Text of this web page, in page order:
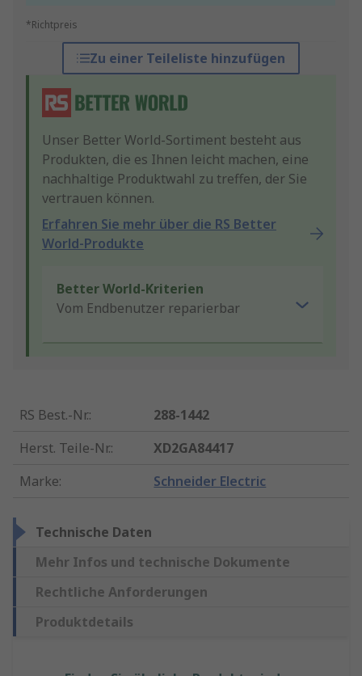
*Richtpreis
Zu einer Teileliste hinzufügen
Unser Better World-Sortiment besteht aus
Produkten, die es Ihnen leicht machen, eine
nachhaltige Produktwahl zu treffen, der Sie
vertrauen können.
Erfahren Sie mehr über die RS Better
World-Produkte
Better World-Kriterien
Vom Endbenutzer reparierbar
RS Best.-Nr.:
288-1442
Herst. Teile-Nr.:
XD2GA84417
Marke: Schneider Electric
Technische Daten
Mehr Infos und technische Dokumente
Rechtliche Anforderungen
Produktdetails